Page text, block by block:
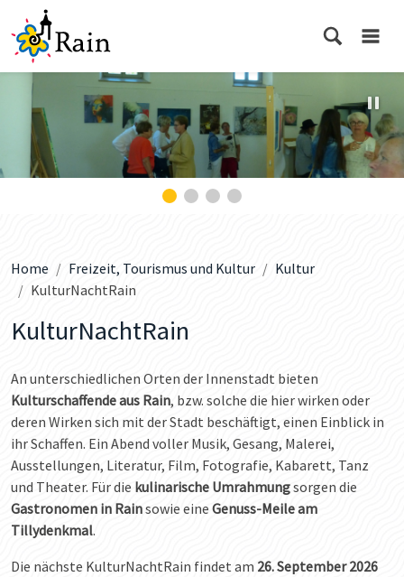
Home Freizeit, Tourismus und Kultur
Kultur
KulturNachtRain
KulturNachtRain
An unterschiedlichen Orten der Innenstadt bieten
Kulturschaffende aus Rain, bzw. solche die hier wirken oder
deren Wirken sich mit der Stadt beschäftigt, einen Einblick in
ihr Schaffen. Ein Abend voller Musik, Gesang, Malerei,
Ausstellungen, Literatur, Film, Fotografie, Kabarett, Tanz
und Theater. Für die kulinarische Umrahmungsorgen die
Gastronomen in Rainsowie eine Genuss-Meile am
Tillydenkmal.
Die nächste KulturNachtRain findet am 26. September 2026